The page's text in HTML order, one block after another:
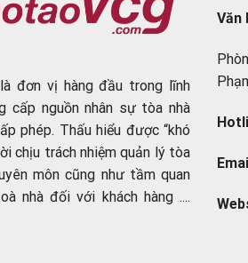
là đơn vị hàng đầu trong lĩnh
cấp nguồn nhân sự tòa nhà
phép. Thấu hiểu được “khó
chịu trách nhiệm quản lý tòa
môn cũng như tầm quan
nhà đối với khách hàng ....
Văn